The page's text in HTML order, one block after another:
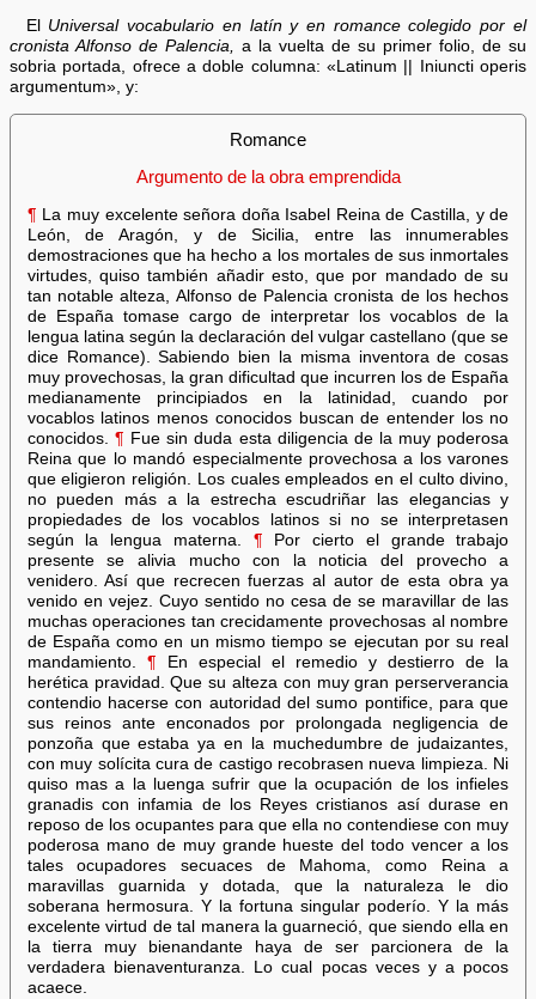
El Universal vocabulario en latín y en romance colegido por el
cronista Alfonso de Palencia,
a la vuelta de su primer folio, de su
sobria portada, ofrece a doble columna: «Latinum || Iniuncti operis
argumentum», y:
Romance
Argumento de la obra emprendida
¶ La muy excelente señora doña Isabel Reina de Castilla, y de
León, de Aragón, y de Sicilia, entre las innumerables
demostraciones que ha hecho a los mortales de sus inmortales
virtudes, quiso también añadir esto, que por mandado de su
tan notable alteza, Alfonso de Palencia cronista de los hechos
de España tomase cargo de interpretar los vocablos de la
lengua latina según la declaración del vulgar castellano (que se
dice Romance). Sabiendo bien la misma inventora de cosas
muy provechosas, la gran dificultad que incurren los de España
medianamente principiados en la latinidad, cuando por
vocablos latinos menos conocidos buscan de entender los no
conocidos. ¶ Fue sin duda esta diligencia de la muy poderosa
Reina que lo mandó especialmente provechosa a los varones
que eligieron religión. Los cuales empleados en el culto divino,
no pueden más a la estrecha escudriñar las elegancias y
propiedades de los vocablos latinos si no se interpretasen
según la lengua materna. ¶ Por cierto el grande trabajo
presente se alivia mucho con la noticia del provecho a
venidero. Así que recrecen fuerzas al autor de esta obra ya
venido en vejez. Cuyo sentido no cesa de se maravillar de las
muchas operaciones tan crecidamente provechosas al nombre
de España como en un mismo tiempo se ejecutan por su real
mandamiento. ¶ En especial el remedio y destierro de la
herética pravidad. Que su alteza con muy gran perserverancia
contendio hacerse con autoridad del sumo pontifice, para que
sus reinos ante enconados por prolongada negligencia de
ponzoña que estaba ya en la muchedumbre de judaizantes,
con muy solícita cura de castigo recobrasen nueva limpieza. Ni
quiso mas a la luenga sufrir que la ocupación de los infieles
granadis con infamia de los Reyes cristianos así durase en
reposo de los ocupantes para que ella no contendiese con muy
poderosa mano de muy grande hueste del todo vencer a los
tales ocupadores secuaces de Mahoma, como Reina a
maravillas guarnida y dotada, que la naturaleza le dio
soberana hermosura. Y la fortuna singular poderío. Y la más
excelente virtud de tal manera la guarneció, que siendo ella en
la tierra muy bienandante haya de ser parcionera de la
verdadera bienaventuranza. Lo cual pocas veces y a pocos
acaece.